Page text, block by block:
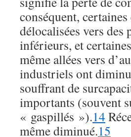
conséquent,
délocalisées vers des
inférieurs, et
même allées vers
industriels ont
souffrant de
importants (souvent
« gaspillés »).14
même diminué.15